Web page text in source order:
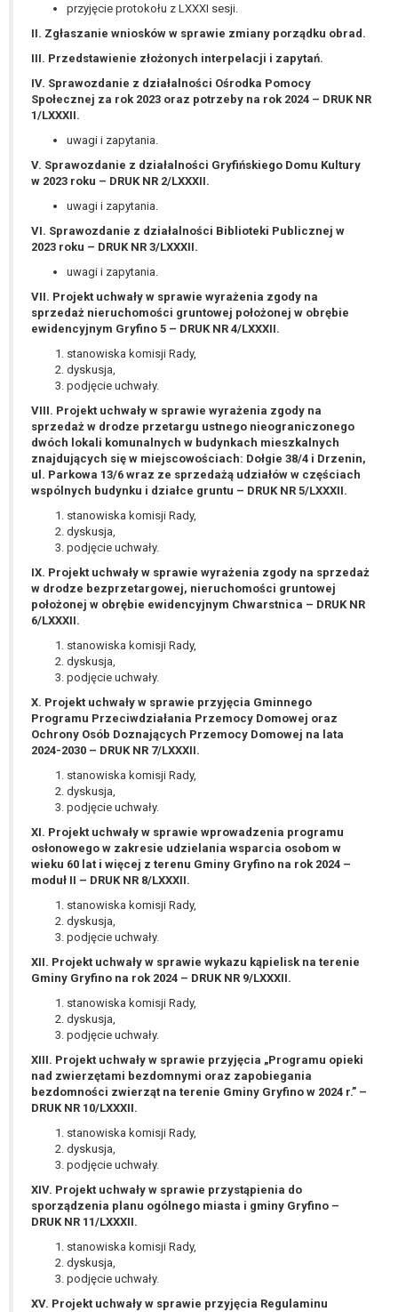
przyjęcie protokołu z LXXXI sesji.
II. Zgłaszanie wniosków w sprawie zmiany porządku obrad.
III. Przedstawienie złożonych interpelacji i zapytań.
IV. Sprawozdanie z działalności Ośrodka Pomocy
Społecznej za rok 2023 oraz potrzeby na rok 2024 – DRUK NR
1/LXXXII.
uwagi i zapytania.
V. Sprawozdanie z działalności Gryfińskiego Domu Kultury
w 2023 roku – DRUK NR 2/LXXXII.
uwagi i zapytania.
VI. Sprawozdanie z działalności Biblioteki Publicznej w
2023 roku – DRUK NR 3/LXXXII.
uwagi i zapytania.
VII. Projekt uchwały w sprawie wyrażenia zgody na
sprzedaż nieruchomości gruntowej położonej w obrębie
ewidencyjnym Gryfino 5 – DRUK NR 4/LXXXII.
stanowiska komisji Rady,
dyskusja,
podjęcie uchwały.
VIII. Projekt uchwały w sprawie wyrażenia zgody na
sprzedaż w drodze przetargu ustnego nieograniczonego
dwóch lokali komunalnych w budynkach mieszkalnych
znajdujących się w miejscowościach: Dołgie 38/4 i Drzenin,
ul. Parkowa 13/6 wraz ze sprzedażą udziałów w częściach
wspólnych budynku i działce gruntu – DRUK NR 5/LXXXII.
stanowiska komisji Rady,
dyskusja,
podjęcie uchwały.
IX. Projekt uchwały w sprawie wyrażenia zgody na sprzedaż
w drodze bezprzetargowej, nieruchomości gruntowej
położonej w obrębie ewidencyjnym Chwarstnica – DRUK NR
6/LXXXII.
stanowiska komisji Rady,
dyskusja,
podjęcie uchwały.
X. Projekt uchwały w sprawie przyjęcia Gminnego
Programu Przeciwdziałania Przemocy Domowej oraz
Ochrony Osób Doznających Przemocy Domowej na lata
2024-2030 – DRUK NR 7/LXXXII.
stanowiska komisji Rady,
dyskusja,
podjęcie uchwały.
XI. Projekt uchwały w sprawie wprowadzenia programu
osłonowego w zakresie udzielania wsparcia osobom w
wieku 60 lat i więcej z terenu Gminy Gryfino na rok 2024 –
moduł II – DRUK NR 8/LXXXII.
stanowiska komisji Rady,
dyskusja,
podjęcie uchwały.
XII. Projekt uchwały w sprawie wykazu kąpielisk na terenie
Gminy Gryfino na rok 2024 – DRUK NR 9/LXXXII.
stanowiska komisji Rady,
dyskusja,
podjęcie uchwały.
XIII. Projekt uchwały w sprawie przyjęcia „Programu opieki
nad zwierzętami bezdomnymi oraz zapobiegania
bezdomności zwierząt na terenie Gminy Gryfino w 2024 r.” –
DRUK NR 10/LXXXII.
stanowiska komisji Rady,
dyskusja,
podjęcie uchwały.
XIV. Projekt uchwały w sprawie przystąpienia do
sporządzenia planu ogólnego miasta i gminy Gryfino –
DRUK NR 11/LXXXII.
stanowiska komisji Rady,
dyskusja,
podjęcie uchwały.
XV. Projekt uchwały w sprawie przyjęcia Regulaminu
wykonania zadania realizowanego w
interesie publicznym lub w ramach
powierzonej administratorowi bądź
niezbędność przetwarzania do celów
wynikających z prawnie
realizowanych przez administratora
lub przez stronę trzecią.
Z przyczyn związanych z Pani/Pana
szczególną sytuacją. W razie wniesienia
przetwarzać tych danych osobowych, chyba
uzasadnionych podstaw do przetwarzania,
nadrzędnych wobec interesów, praw i
wolności osoby, której dane dotyczą, lub
podstaw do ustalenia, dochodzenia lub
obrony roszczeń.
W przypadku gdy przetwarzanie danych
osobowych odbywa się na podstawie zgody osoby
na przetwarzanie danych osobowych (art. 6 ust. 1
lit a RODO), przysługuje Pani/Panu prawo do
cofnięcia tej zgody w dowolnym momencie.
przetwarzania, którego dokonano na podstawie
zgody przed jej cofnięciem.
organu nadzorczego na niezgodne z prawem
przetwarzanie Pani/Pana danych osobowych
przez administratora.
Organem właściwym do wniesienia skargi jest
Prezes Urzędu Ochrony Danych Osobowych.
W zależności od sfery, w której przetwarzane są
dane osobowe, podanie danych osobowych jest
dobrowolne albo jest wymogiem ustawowym lub
umownym.
Pani/Pana dane nie będą poddawane
zautomatyzowanemu podejmowaniu decyzji, w
tym również profilowaniu.